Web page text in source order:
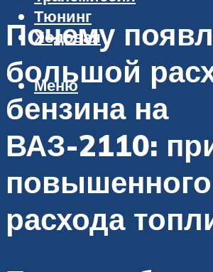
Тюнинг
Ходовая
Меню
Почему
большой
бензина на
ВАЗ-2110:
повышенного
расхода